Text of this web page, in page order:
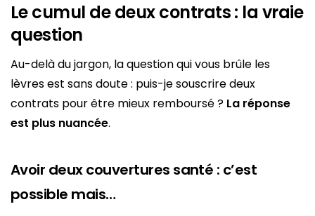
Le cumul de deux contrats : la vraie
question
Au-delà du jargon, la question qui vous brûle les
lèvres est sans doute : puis-je souscrire deux
contrats pour être mieux remboursé ? La réponse
est plus nuancée.
Avoir deux couvertures santé : c’est
possible mais…